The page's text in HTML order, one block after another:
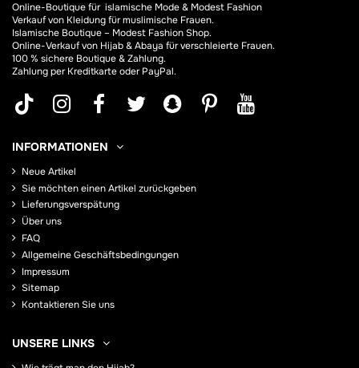
Online-Boutique für islamische Mode & Modest Fashion
Verkauf von Kleidung für muslimische Frauen.
Islamische Boutique – Modest Fashion Shop.
Online-Verkauf von Hijab &Abaya für verschleierte Frauen.
100 % sichere Boutique & Zahlung.
Zahlung per Kreditkarte oder PayPal.
INFORMATIONEN
Neue Artikel
Sie möchten einen Artikel zurückgeben
Lieferungsverspätung
Über uns
FAQ
Allgemeine Geschäftsbedingungen
Impressum
Sitemap
Kontaktieren Sie uns
UNSERE LINKS